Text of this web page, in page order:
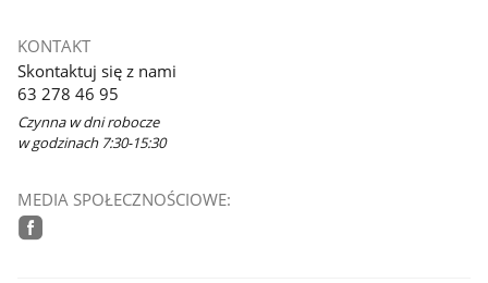
KONTAKT
Skontaktuj się z nami
63 278 46 95
Czynna w dni robocze
w godzinach 7:30-15:30
MEDIA SPOŁECZNOŚCIOWE: